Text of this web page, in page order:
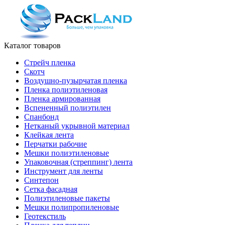
Каталог товаров
Стрейч пленка
Скотч
Воздушно-пузырчатая пленка
Пленка полиэтиленовая
Пленка армированная
Вспененный полиэтилен
Спанбонд
Нетканый укрывной материал
Клейкая лента
Перчатки рабочие
Мешки полиэтиленовые
Упаковочная (стреппинг) лента
Инструмент для ленты
Синтепон
Сетка фасадная
Полиэтиленовые пакеты
Мешки полипропиленовые
Геотекстиль